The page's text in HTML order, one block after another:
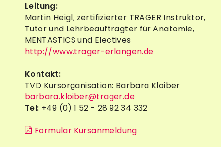
Leitung:
Martin Heigl, zertifizierter TRAGER Instruktor,
Tutor und Lehrbeauftragter für Anatomie,
MENTASTICS und Electives
http://www.trager-erlangen.de
Kontakt:
TVD Kursorganisation: Barbara Kloiber
barbara.kloiber@trager.de
Tel: +49 (0) 1 52 - 28 92 34 332
Formular Kursanmeldung